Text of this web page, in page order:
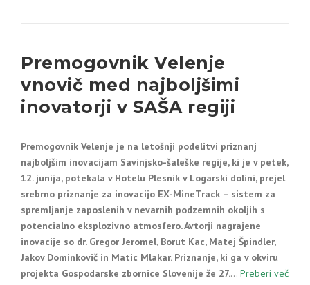
Premogovnik Velenje
vnovič med najboljšimi
inovatorji v SAŠA regiji
Premogovnik Velenje je na letošnji podelitvi priznanj
najboljšim inovacijam Savinjsko-šaleške regije, ki je v petek,
12. junija, potekala v Hotelu Plesnik v Logarski dolini, prejel
srebrno priznanje za inovacijo EX-MineTrack – sistem za
spremljanje zaposlenih v nevarnih podzemnih okoljih s
potencialno eksplozivno atmosfero. Avtorji nagrajene
inovacije so dr. Gregor Jeromel, Borut Kac, Matej Špindler,
Jakov Dominkovič in Matic Mlakar. Priznanje, ki ga v okviru
projekta Gospodarske zbornice Slovenije že 27.… Preberi več